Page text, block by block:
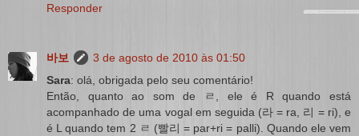
Responder
바보
3 de agosto de 2010 às 01:50
Sara: olá, obrigada pelo seu comentário!
Então, quanto ao som de ㄹ, ele é R quando está
acompanhado de uma vogal em seguida (라 = ra, 리 = ri), e
é L quando tem 2 ㄹ (빨리 = par+ri = palli). Quando ele vem